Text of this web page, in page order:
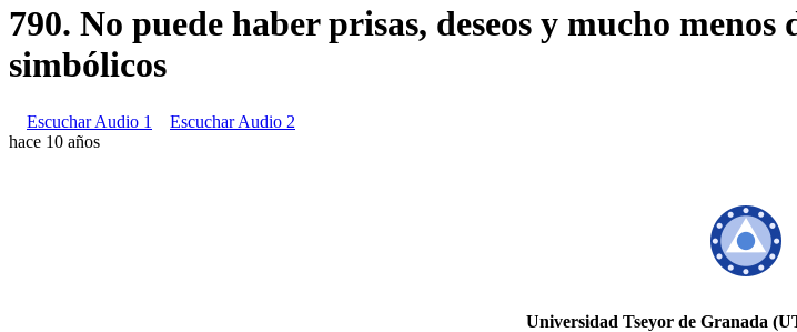
790. No puede haber prisas, deseos y mucho
simbólicos
Escuchar Audio 1
Escuchar Audio 2
hace 10 años
Universidad Tseyor de Granada